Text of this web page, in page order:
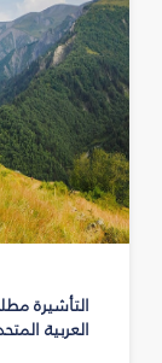
التأشيرة
العربية